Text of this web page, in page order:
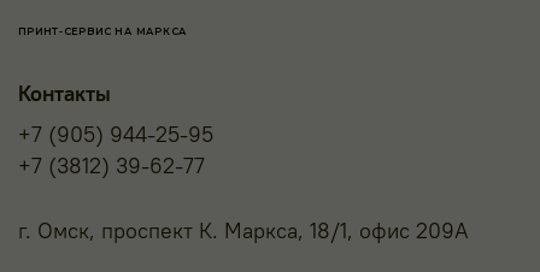
ПРИНТ-СЕРВИС НА МАРКСА
Контакты
+7 (905) 944-25-95
+7 (3812) 39-62-77
г. Омск, проспект К. Маркса, 18/1, офис 209А